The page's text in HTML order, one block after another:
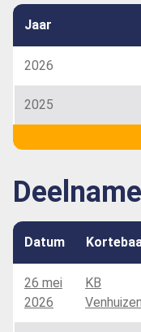
Jaar
2026
2025
Deelname
Datum
26 mei
2026
KB
Venhuizen